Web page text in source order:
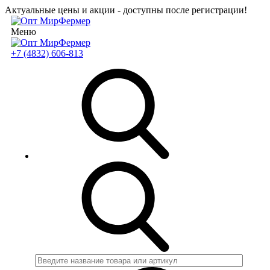
Актуальные цены и акции - доступны после регистрации!
Меню
+7 (4832) 606-813